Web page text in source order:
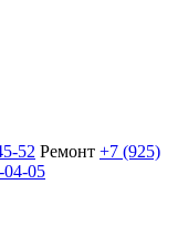
52 Ремонт +7 (925)
04-05